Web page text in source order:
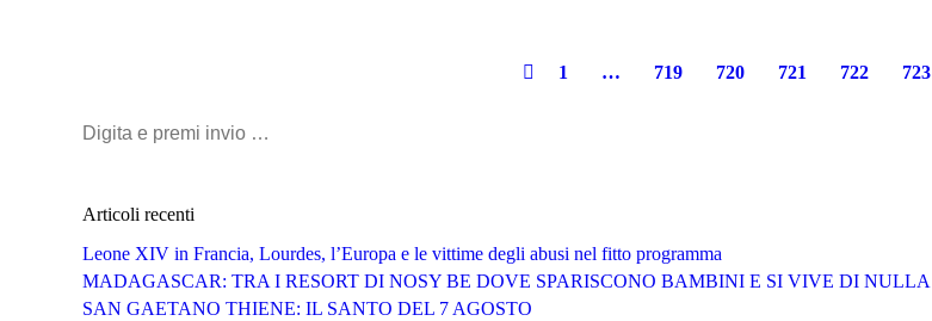
1 … 719 720 721 722 723
Cerca:
Articoli recenti
Leone XIV in Francia, Lourdes, l’Europa e le vittime degli abusi nel fitto programma
MADAGASCAR: TRA I RESORT DI NOSY BE DOVE SPARISCONO BAMBINI E SI VIVE DI NULLA
SAN GAETANO THIENE: IL SANTO DEL 7 AGOSTO